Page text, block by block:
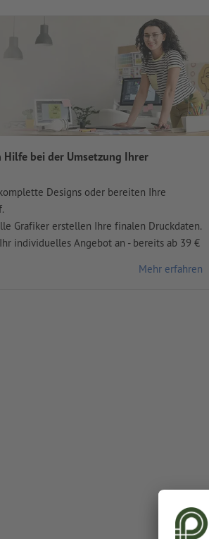
Hilfe bei der Umsetzung Ihrer
Designs oder bereiten Ihre
Grafiker erstellen Ihre finalen Druckdaten.
individuelles Angebot an - bereits ab 39 €
Mehr erfahren